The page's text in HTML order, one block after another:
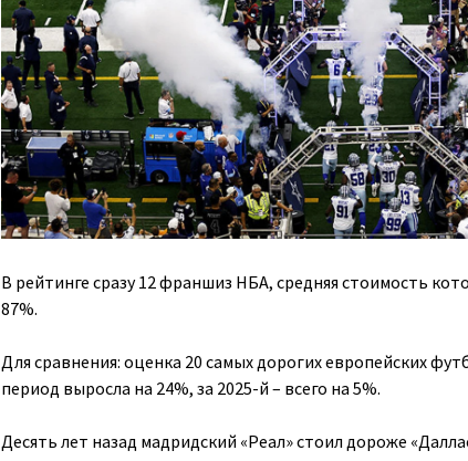
В рейтинге сразу 12 франшиз НБА, средняя стоимость
87%.
Для сравнения: оценка 20 самых дорогих европейских
период выросла на 24%, за 2025-й – всего на 5%.
Десять лет назад мадридский «Реал» стоил дороже